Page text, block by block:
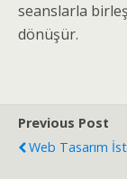
seanslarla
dönüşür.
Previous Post
Web Tasarım